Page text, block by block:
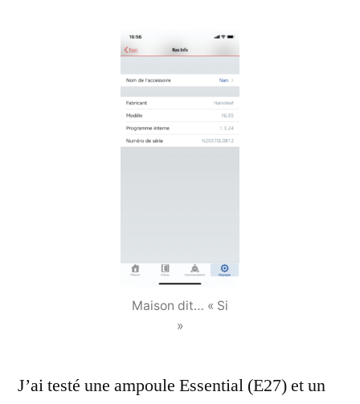
Maison dit… « Si
»
J’ai testé une ampoule Essential (E27) et un